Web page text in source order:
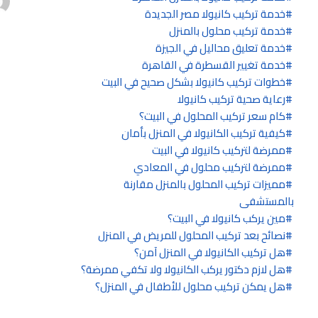
خدمة تركيب كانيولا مصر الجديدة
خدمة تركيب محلول بالمنزل
خدمة تعليق محاليل في الجيزة
خدمة تغيير القسطرة في القاهرة
خطوات تركيب كانيولا بشكل صحيح في البيت
رعاية صحية تركيب كانيولا
كام سعر تركيب المحلول في البيت؟
كيفية تركيب الكانيولا في المنزل بأمان
ممرضة لتركيب كانيولا في البيت
ممرضة لتركيب محلول في المعادي
مميزات تركيب المحلول بالمنزل مقارنة
بالمستشفى
مين يركب كانيولا في البيت؟
نصائح بعد تركيب المحلول للمريض في المنزل
هل تركيب الكانيولا في المنزل آمن؟
هل لازم دكتور يركب الكانيولا ولا تكفي ممرضة؟
هل يمكن تركيب محلول للأطفال في المنزل؟